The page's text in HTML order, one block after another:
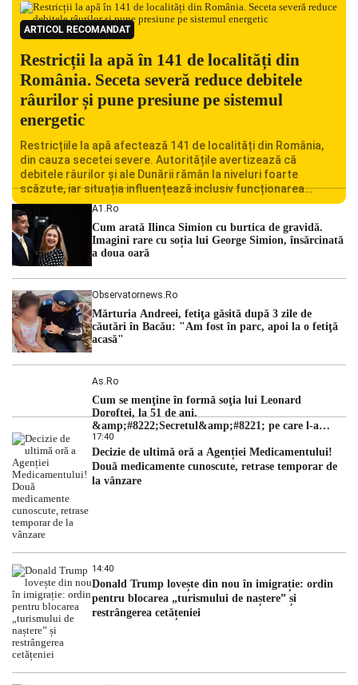
ARTICOL RECOMANDAT
Restricții la apă în 141 de localități din
România. Seceta severă reduce debitele
râurilor și pune presiune pe sistemul
energetic
Restricțiile la apă afectează 141 de localități din România,
din cauza secetei severe. Autoritățile avertizează că
debitele râurilor și ale Dunării rămân la niveluri foarte
scăzute, iar situația influențează inclusiv funcționarea
Centralei Nucleare de la Cernavodă. România se confruntă
cu una dintre cele mai dificile perioade din punct de vedere
hidrologic din ultimii ani. Lipsa […]
A1.ro
Cum arată Ilinca Simion cu burtica de gravidă.
Imagini rare cu soția lui George Simion, însărcinată
a doua oară
Observatornews.ro
Mărturia Andreei, fetiţa găsită după 3 zile de
căutări în Bacău: "Am fost în parc, apoi la o fetiţă
acasă"
As.ro
Cum se menţine în formă soţia lui Leonard
Doroftei, la 51 de ani.
&amp;#8222;Secretul&amp;#8221; pe care l-a
dezvăluit
17:40
Decizie de ultimă oră a Agenției Medicamentului!
Două medicamente cunoscute, retrase temporar de
la vânzare
14:40
Donald Trump lovește din nou în imigrație: ordin
pentru blocarea „turismului de naștere” și
restrângerea cetățeniei